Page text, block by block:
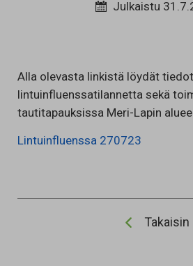
Julkaistu
Alla olevasta linkistä löydät
lintuinfluenssatilannetta sekä
tautitapauksissa Meri-Lapin
Lintuinfluenssa 270723
Takaisin